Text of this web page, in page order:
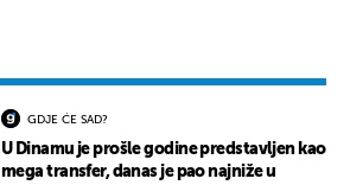
GDJE ĆE SAD?
U Dinamu je prošle godine predstavljen kao
mega transfer, danas je pao najniže u